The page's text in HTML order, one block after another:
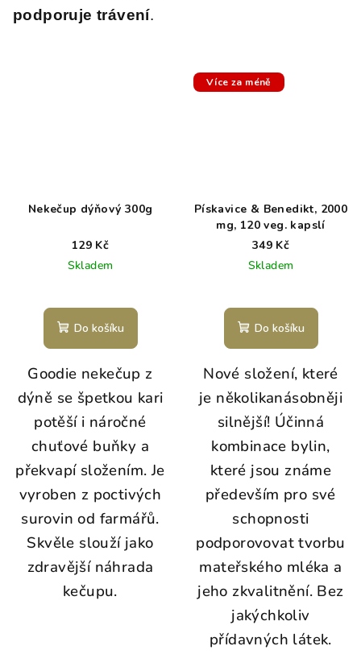
podporuje trávení.
Nekečup dýňový 300g
129 Kč
Skladem
Do košíku
Goodie nekečup z
dýně se špetkou kari
potěší i náročné
chuťové buňky a
překvapí složením. Je
vyroben z poctivých
surovin od farmářů.
Skvěle slouží jako
zdravější náhrada
kečupu.
Více za méně
Pískavice & Benedikt, 2000
mg, 120 veg. kapslí
349 Kč
Skladem
Do košíku
Nové složení, které
je několikanásobněji
silnější! Účinná
kombinace bylin,
které jsou známe
především pro své
schopnosti
podporovovat tvorbu
mateřského mléka a
jeho zkvalitnění. Bez
jakýchkoliv
přídavných látek.